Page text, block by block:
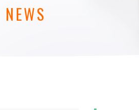
NEWS